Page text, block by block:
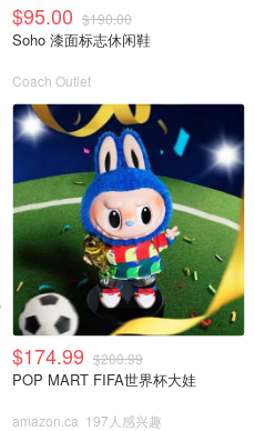
$95.00 $190.00
Soho 漆面标志休闲鞋
Coach Outlet
$174.99 $200.99
POP MART FIFA世界杯大娃
amazon.ca 197人感兴趣